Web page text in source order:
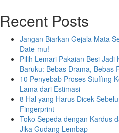
Recent Posts
Jangan Biarkan Gejala Mata
Date-mu!
Pilih Lemari Pakaian Besi
Baruku: Bebas Drama, Bebas
10 Penyebab Proses Stuffing
Lama dari Estimasi
8 Hal yang Harus Dicek
Fingerprint
Toko Sepeda dengan Kardus
Jika Gudang Lembap